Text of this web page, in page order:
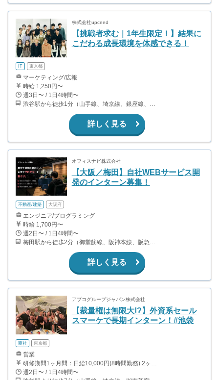
株式会社upceed
【挑戦者求む｜1年生限定！】結果に
こだわる成長環境を体感できる！
IT 東京都
マーケティング/広報
時給 1,250円〜
週3日〜 / 1日4時間〜
詳しく見る
オフィスナビ株式会社
【大阪／梅田】自社WEBサービス開
発のインターン募集！
不動産/建築 大阪府
エンジニア/プログラミング
時給 1,700円〜
週2日〜 / 1日4時間〜
梅田駅から徒歩2分（御堂筋線、阪神本線、阪急京都線 ほか） 東梅田駅から徒歩1分（谷町線） 大阪駅から徒歩3分（大阪環状線、神戸線、宝塚線 ほか） 西梅田駅から徒歩5分（四つ橋線）
詳しく見る
アプコグループジャパン株式会社
【裁量権は無限大!?】外資系セール
スマーケで長期インターン！#池袋
商社 東京都
営業
研修期間1ヶ月間：日給10,000円(8時間勤務) 2ヶ月目以降は、日給からインセンティブの大きい成功報酬型へと切り替えとなります。 1件成約につき約3,000円〜40,000円 ○営業成績に応じてボーナスあり。 ○海外26ヵ国への海外研修あり。 ○組織マネージャーに昇格すると、別途ボーナスあり。
週2日〜 / 1日4時間〜